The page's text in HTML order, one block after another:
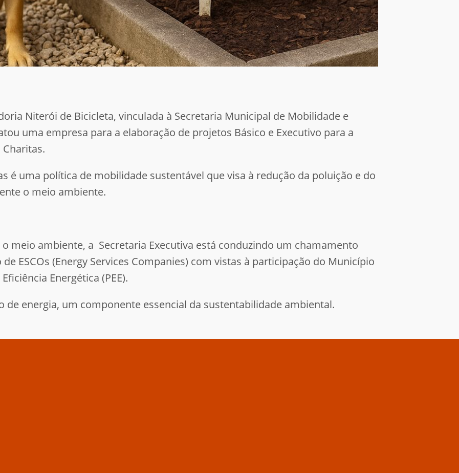
Niterói de Bicicleta, vinculada à Secretaria Municipal de Mobilidade e
uma empresa para a elaboração de projetos Básico e Executivo para a
é uma política de mobilidade sustentável que visa à redução da poluição e do
o meio ambiente.
meio ambiente, a Secretaria Executiva está conduzindo um chamamento
ESCOs (Energy Services Companies) com vistas à participação do Município
Energética (PEE).
de energia, um componente essencial da sustentabilidade ambiental.